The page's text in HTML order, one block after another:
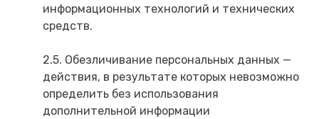
информационных технологий и технических
средств.
2.5. Обезличивание персональных данных —
действия, в результате которых невозможно
определить без использования
дополнительной информации